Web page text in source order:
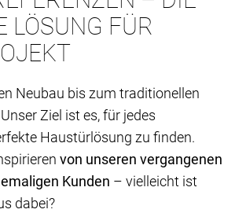
LÖSUNG FÜR
Neubau bis zum traditionellen
Ziel ist es, für jedes
Haustürlösung zu finden.
von unseren vergangenen
Kunden – vielleicht ist
dabei?